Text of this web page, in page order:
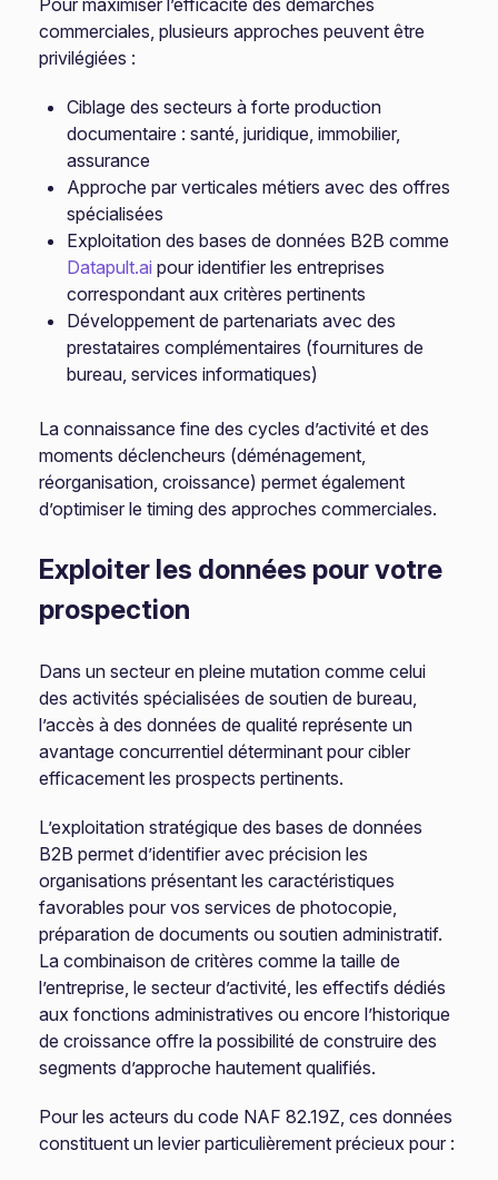
Pour maximiser l’efficacité des démarches
commerciales, plusieurs approches peuvent être
privilégiées :
Ciblage des secteurs à forte production
documentaire : santé, juridique, immobilier,
assurance
Approche par verticales métiers avec des offres
spécialisées
Exploitation des bases de données B2B comme
Datapult.ai pour identifier les entreprises
correspondant aux critères pertinents
Développement de partenariats avec des
prestataires complémentaires (fournitures de
bureau, services informatiques)
La connaissance fine des cycles d’activité et des
moments déclencheurs (déménagement,
réorganisation, croissance) permet également
d’optimiser le timing des approches commerciales.
Exploiter les données pour votre
prospection
Dans un secteur en pleine mutation comme celui
des activités spécialisées de soutien de bureau,
l’accès à des données de qualité représente un
avantage concurrentiel déterminant pour cibler
efficacement les prospects pertinents.
L’exploitation stratégique des bases de données
B2B permet d’identifier avec précision les
organisations présentant les caractéristiques
favorables pour vos services de photocopie,
préparation de documents ou soutien administratif.
La combinaison de critères comme la taille de
l’entreprise, le secteur d’activité, les effectifs dédiés
aux fonctions administratives ou encore l’historique
de croissance offre la possibilité de construire des
segments d’approche hautement qualifiés.
Pour les acteurs du code NAF 82.19Z, ces données
constituent un levier particulièrement précieux pour :